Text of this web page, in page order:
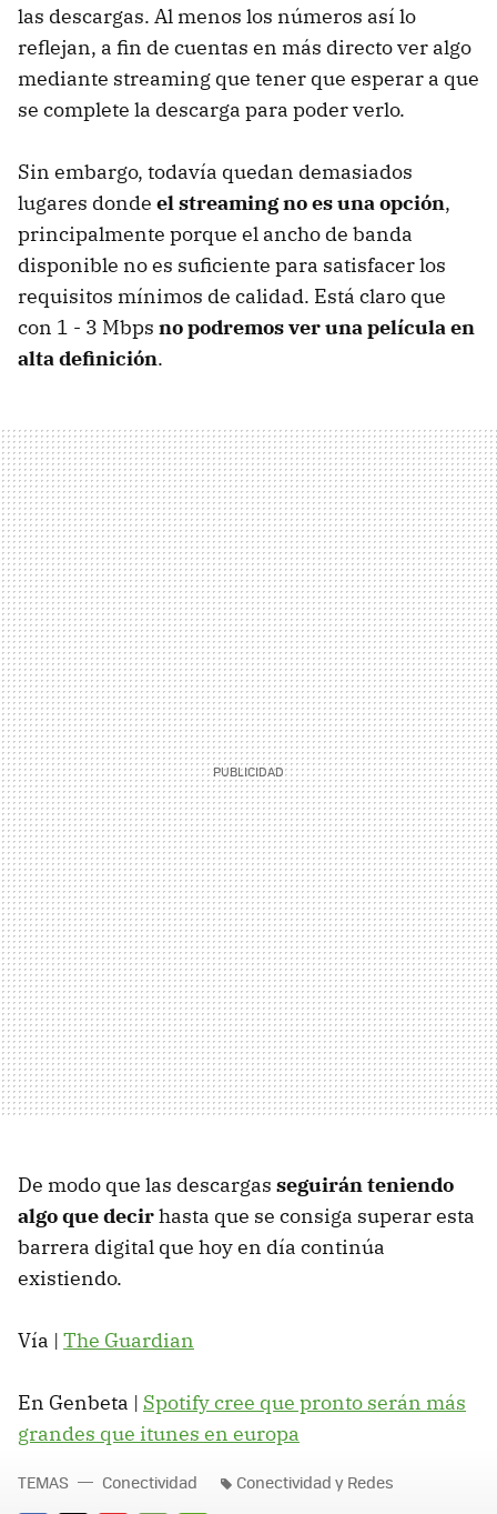
las descargas. Al menos los números así lo
reflejan, a fin de cuentas en más directo ver algo
mediante streaming que tener que esperar a que
se complete la descarga para poder verlo.
Sin embargo, todavía quedan demasiados
lugares donde el streaming no es una opción,
principalmente porque el ancho de banda
disponible no es suficiente para satisfacer los
requisitos mínimos de calidad. Está claro que
con 1 - 3 Mbps no podremos ver una película en
alta definición.
De modo que las descargas seguirán teniendo
algo que decirhasta que se consiga superar esta
barrera digital que hoy en día continúa
existiendo.
Vía | The Guardian
En Genbeta | Spotify cree que pronto serán más
grandes que itunes en europa
TEMAS Conectividad Conectividad y Redes